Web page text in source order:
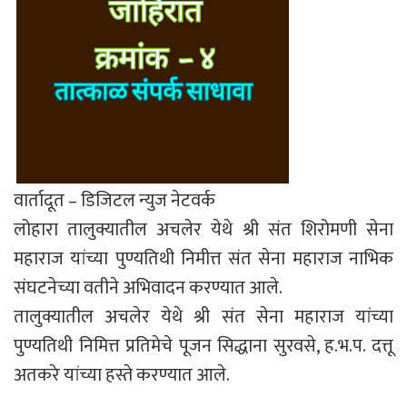
वार्तादूत – डिजिटल न्युज नेटवर्क
लोहारा तालुक्यातील अचलेर येथे श्री संत शिरोमणी सेना
महाराज यांच्या पुण्यतिथी निमीत्त संत सेना महाराज नाभिक
संघटनेच्या वतीने अभिवादन करण्यात आले.
तालुक्यातील अचलेर येथे श्री संत सेना महाराज यांच्या
पुण्यतिथी निमित्त प्रतिमेचे पूजन सिद्धाना सुरवसे, ह.भ.प. दत्तू
अतकरे यांच्या हस्ते करण्यात आले.